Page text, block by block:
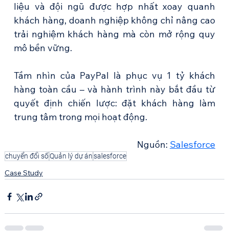
liệu và đội ngũ được hợp nhất xoay quanh
khách hàng, doanh nghiệp không chỉ nâng cao
trải nghiệm khách hàng mà còn mở rộng quy
mô bền vững.
Tầm nhìn của PayPal là phục vụ 1 tỷ khách
hàng toàn cầu – và hành trình này bắt đầu từ
quyết định chiến lược: đặt khách hàng làm
trung tâm trong mọi hoạt động.
Nguồn: Salesforce
chuyển đổi sốQuản lý dự ánsalesforce
Case Study